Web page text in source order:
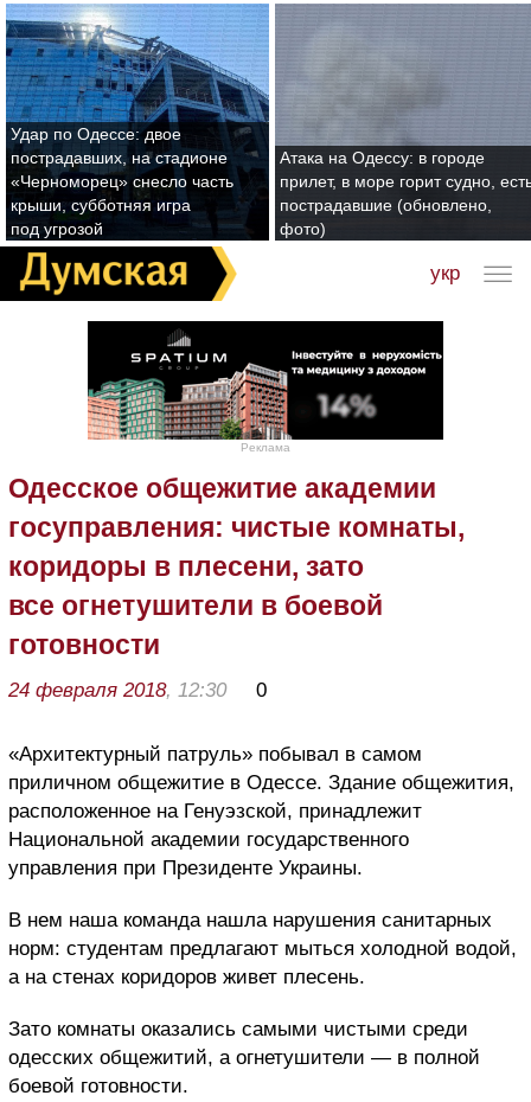
Удар по Одессе: двое
пострадавших, на стадионе
«Черноморец» снесло часть
крыши, субботняя игра
под угрозой
Атака на Одессу: в городе
прилет, в море горит судно,
пострадавшие (обновлено,
фото)
укр
Реклама
Одесское общежитие академии
госуправления: чистые комнаты,
коридоры в плесени, зато
все огнетушители в боевой
готовности
24 февраля 2018, 12:30 0
«Архитектурный патруль» побывал в самом
приличном общежитие в Одессе. Здание общежития,
расположенное на Генуэзской, принадлежит
Национальной академии государственного
управления при Президенте Украины.
В нем наша команда нашла нарушения санитарных
норм: студентам предлагают мыться холодной водой,
а на стенах коридоров живет плесень.
Зато комнаты оказались самыми чистыми среди
одесских общежитий, а огнетушители — в полной
боевой готовности.